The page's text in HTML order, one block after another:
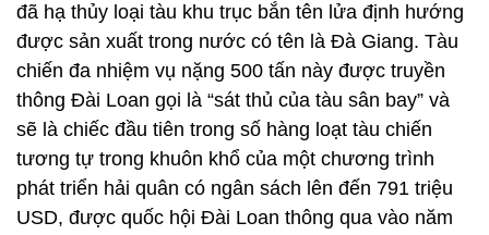
đã hạ thủy loại tàu khu trục bắn tên lửa định hướng
được sản xuất trong nước có tên là Đà Giang. Tàu
chiến đa nhiệm vụ nặng 500 tấn này được truyền
thông Đài Loan gọi là “sát thủ của tàu sân bay” và
sẽ là chiếc đầu tiên trong số hàng loạt tàu chiến
tương tự trong khuôn khổ của một chương trình
phát triển hải quân có ngân sách lên đến 791 triệu
USD, được quốc hội Đài Loan thông qua vào năm